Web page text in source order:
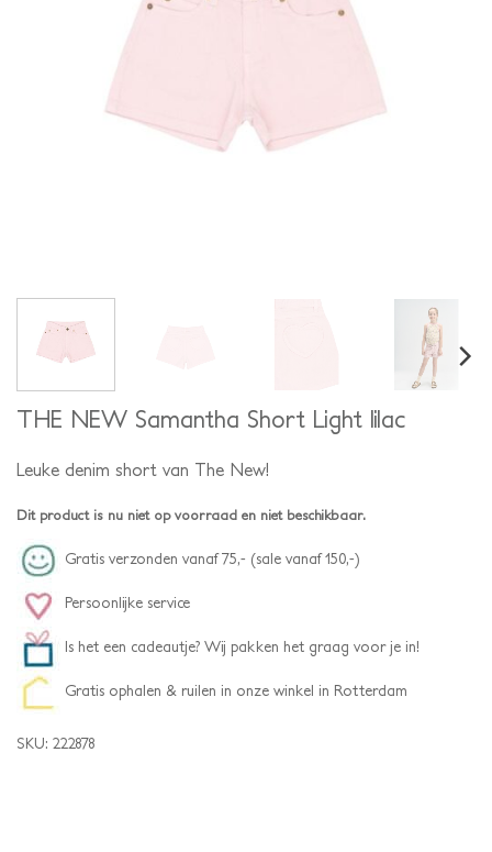
THE NEW Samantha Short Light lilac
Leuke denim short van The New!
Dit product is nu niet op voorraad en niet beschikbaar.
Gratis verzonden vanaf 75,- (sale vanaf 150,-)
Persoonlijke service
Is het een cadeautje? Wij pakken het graag voor je in!
Gratis ophalen & ruilen in onze winkel in Rotterdam
SKU: 222878